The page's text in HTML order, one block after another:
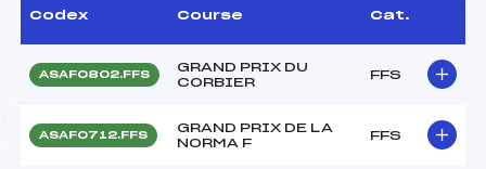
Codex Course Cat.
ASAF0802.FFS
GRAND PRIX DU
CORBIER
FFS
ASAF0712.FFS
GRAND PRIX DE LA
NORMA F
FFS